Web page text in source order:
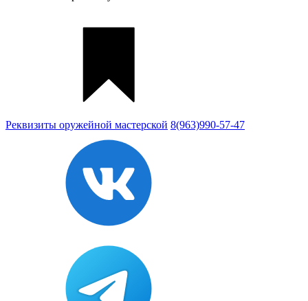
Реквизиты оружейной мастерской 8(963)990-57-47